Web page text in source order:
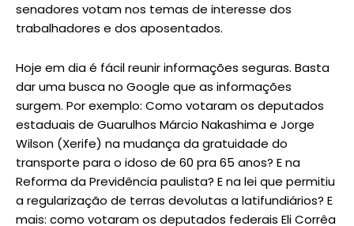
senadores votam nos temas de interesse dos
trabalhadores e dos aposentados.
Hoje em dia é fácil reunir informações seguras. Basta
dar uma busca no Google que as informações
surgem. Por exemplo: Como votaram os deputados
estaduais de Guarulhos Márcio Nakashima e Jorge
Wilson (Xerife) na mudança da gratuidade do
transporte para o idoso de 60 pra 65 anos? E na
Reforma da Previdência paulista? E na lei que permitiu
a regularização de terras devolutas a latifundiários? E
mais: como votaram os deputados federais Eli Corrêa